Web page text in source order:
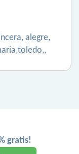
alegre,
gratis!